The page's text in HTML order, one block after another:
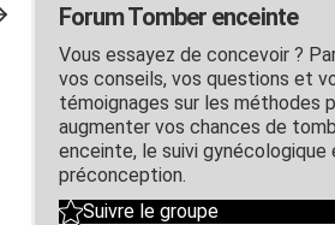
Forum Tomber enceinte
Vous essayez de concevoir ?
vos conseils, vos questions et
témoignages sur les méthodes
augmenter vos chances de
enceinte, le suivi gynécologique
préconception.
Suivre le groupe